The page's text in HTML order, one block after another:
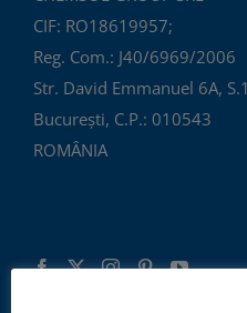
CIF: RO18619957;
Reg. Com.: J40/6969/2006
Str. David Emmanuel 6A,
București, C.P.: 010543
ROMÂNIA